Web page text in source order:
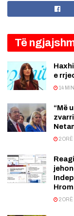
Të
e
14
“Më
2
2